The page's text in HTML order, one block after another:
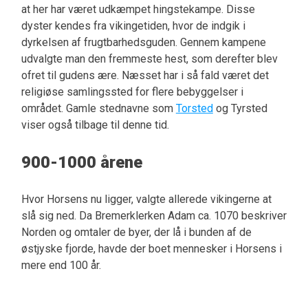
at her har været udkæmpet hingstekampe. Disse
dyster kendes fra vikingetiden, hvor de indgik i
dyrkelsen af frugtbarhedsguden. Gennem kampene
udvalgte man den fremmeste hest, som derefter blev
ofret til gudens ære. Næsset har i så fald været det
religiøse samlingssted for flere bebyggelser i
området. Gamle stednavne som Torstedog Tyrsted
viser også tilbage til denne tid.
900-1000 årene
Hvor Horsens nu ligger, valgte allerede vikingerne at
slå sig ned. Da Bremerklerken Adam ca. 1070 beskriver
Norden og omtaler de byer, der lå i bunden af de
østjyske fjorde, havde der boet mennesker i Horsens i
mere end 100 år.